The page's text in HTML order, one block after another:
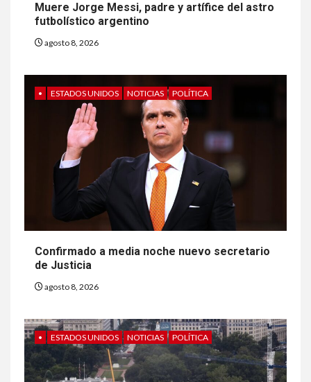
Muere Jorge Messi, padre y artífice del astro
futbolístico argentino
agosto 8, 2026
• ESTADOS UNIDOS NOTICIAS POLÍTICA
Confirmado a media noche nuevo secretario
de Justicia
agosto 8, 2026
• ESTADOS UNIDOS NOTICIAS POLÍTICA